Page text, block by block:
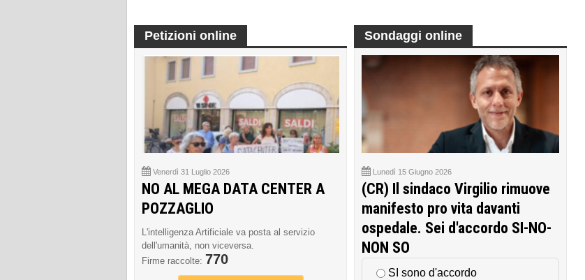
Petizioni online
Venerdì 31 Luglio 2026
NO AL MEGA DATA CENTER A
POZZAGLIO
L'intelligenza Artificiale va posta al servizio
dell'umanità, non viceversa.
Firme raccolte: 770
Sondaggi online
Lunedì 15 Giugno 2026
(CR) Il sindaco Virgilio rimuove
manifesto pro vita davanti
ospedale. Sei d'accordo SI-NO-
NON SO
SI sono d'accordo